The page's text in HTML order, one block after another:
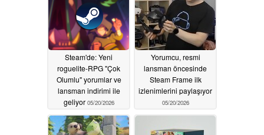
05/22/2026
Steam'de: Yeni
roguelite-RPG "Çok
Olumlu" yorumlar ve
lansman indirimi ile
geliyor 05/20/2026
Yorumcu, resmi
lansman öncesinde
Steam Frame ilk
izlenimlerini paylaşıyor
05/20/2026